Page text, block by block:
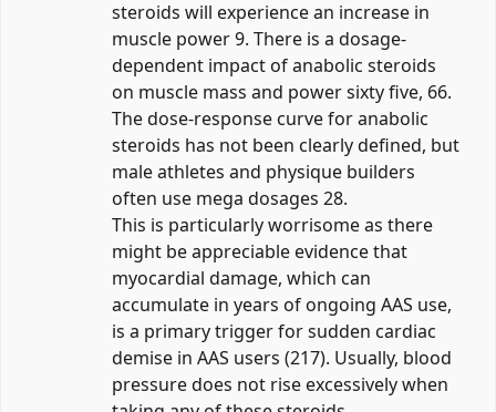
steroids will experience an increase in
muscle power 9. There is a dosage-
dependent impact of anabolic steroids
on muscle mass and power sixty five, 66.
The dose-response curve for anabolic
steroids has not been clearly defined, but
male athletes and physique builders
often use mega dosages 28.
This is particularly worrisome as there
might be appreciable evidence that
myocardial damage, which can
accumulate in years of ongoing AAS use,
is a primary trigger for sudden cardiac
demise in AAS users (217). Usually, blood
pressure does not rise excessively when